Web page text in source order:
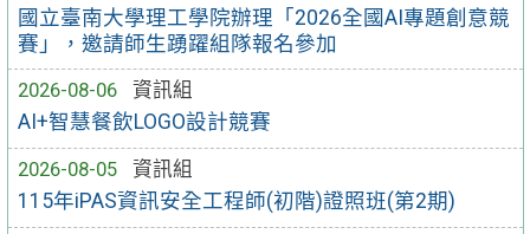
國立臺南大學理工學院辦理「2026全國AI專題創意競
賽」，邀請師生踴躍組隊報名參加
2026-08-06
資訊組
AI+智慧餐飲LOGO設計競賽
2026-08-05
資訊組
115年iPAS資訊安全工程師(初階)證照班(第2期)